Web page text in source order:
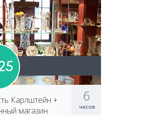
6
ЧАСОВ
Карлштейн +
магазин